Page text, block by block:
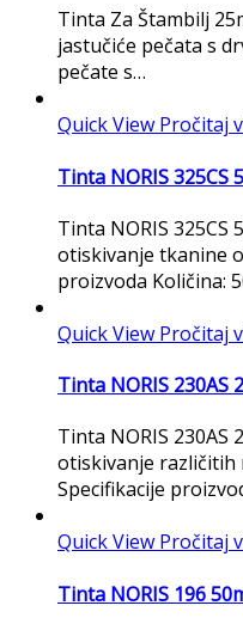
Tinta Za Štambilj
jastučiće pečata s
pečate s…
Quick View Pročitaj
Tinta NORIS 325CS
Tinta NORIS
otiskivanje tkanine
proizvoda Količina:
Quick View Pročitaj
Tinta NORIS 230AS
Tinta NORIS 230AS
otiskivanje različitih
Specifikacije
Quick View Pročitaj
Tinta NORIS 196